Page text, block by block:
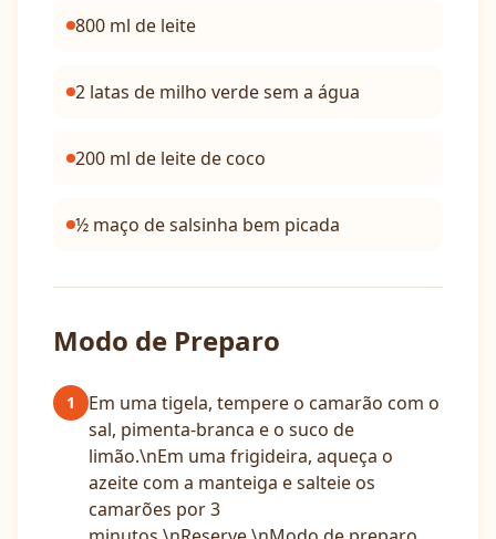
800 ml de leite
2 latas de milho verde sem a água
200 ml de leite de coco
½ maço de salsinha bem picada
Modo de Preparo
1
Em uma tigela, tempere o camarão com o
sal, pimenta-branca e o suco de
limão.\nEm uma frigideira, aqueça o
azeite com a manteiga e salteie os
camarões por 3